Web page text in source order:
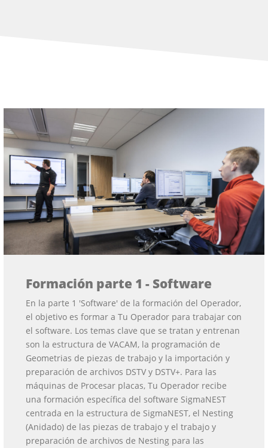
Formación parte 1 - Software
En la parte 1 'Software' de la formación del Operador,
el objetivo es formar a Tu Operador para trabajar con
el software. Los temas clave que se tratan y entrenan
son la estructura de VACAM, la programación de
Geometrias de piezas de trabajo y la importación y
preparación de archivos DSTV y DSTV+. Para las
máquinas de Procesar placas, Tu Operador recibe
una formación específica del software SigmaNEST
centrada en la estructura de SigmaNEST, el Nesting
(Anidado) de las piezas de trabajo y el trabajo y
preparación de archivos de Nesting para las